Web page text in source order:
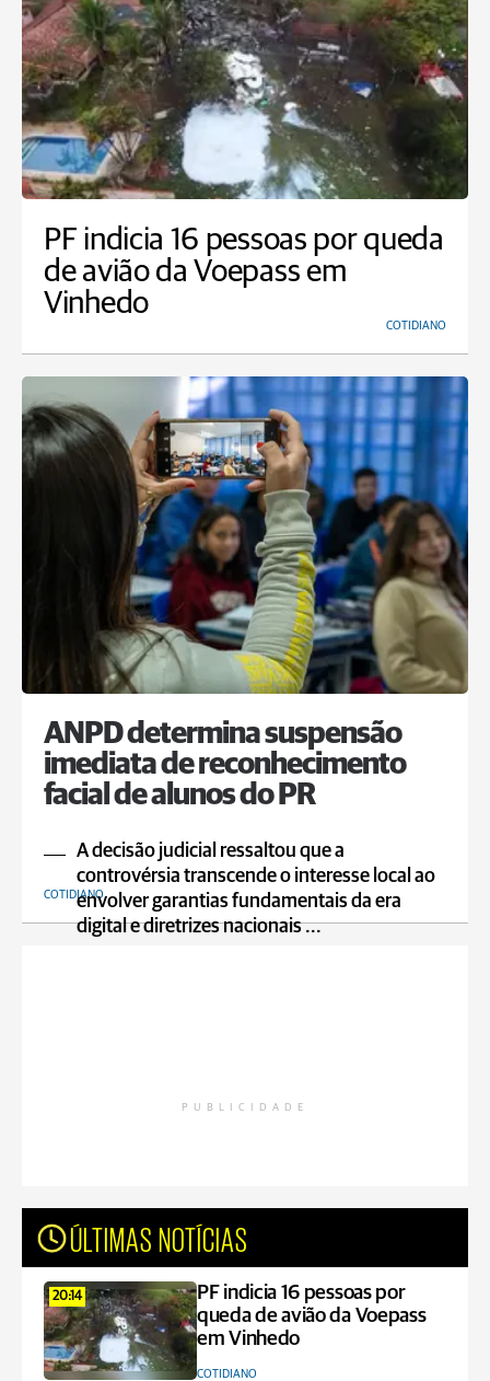
PF indicia 16 pessoas por queda
de avião da Voepass em
Vinhedo
COTIDIANO
ANPD determina suspensão
imediata de reconhecimento
facial de alunos do PR
A decisão judicial ressaltou que a
controvérsia transcende o interesse local ao
envolver garantias fundamentais da era
digital e diretrizes nacionais ...
COTIDIANO
PUBLICIDADE
ÚLTIMAS NOTÍCIAS
20:14
PF indicia 16 pessoas por
queda de avião da Voepass
em Vinhedo
COTIDIANO